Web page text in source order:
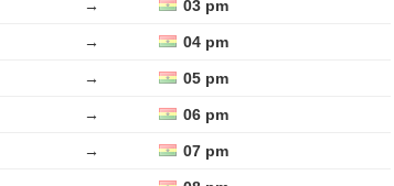
→ 03 pm
→ 04 pm
→ 05 pm
→ 06 pm
→ 07 pm